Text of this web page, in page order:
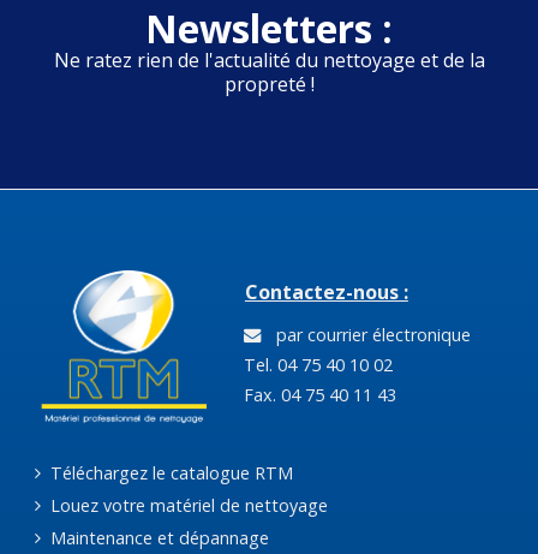
Newsletters :
Ne ratez rien de l'actualité du nettoyage et de la
propreté !
Contactez-nous :
par courrier électronique
Tel. 04 75 40 10 02
Fax. 04 75 40 11 43
Téléchargez le catalogue RTM
Louez votre matériel de nettoyage
Maintenance et dépannage